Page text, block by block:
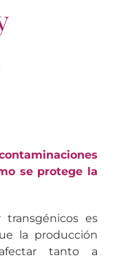
se protege la
es
la producción
tanto a